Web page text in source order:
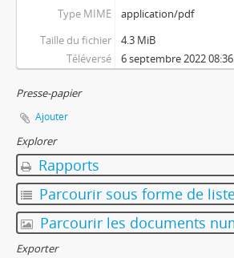
Type MIME
application/pdf
Taille du fichier
4.3 MiB
Téléversé
6 septembre 2022 08:36
Presse-papier
Ajouter
Explorer
Rapports
Parcourir sous forme de
Parcourir les documents
Exporter